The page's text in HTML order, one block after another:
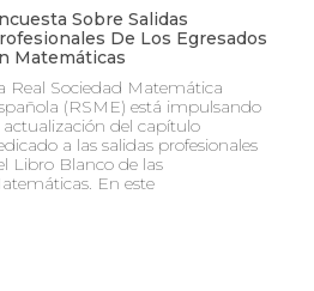
Sobre Salidas
De Los Egresados
Matemáticas
Real Sociedad Matemática
(RSME) está impulsando
actualización del capítulo
a las salidas profesionales
Libro Blanco de las
En este